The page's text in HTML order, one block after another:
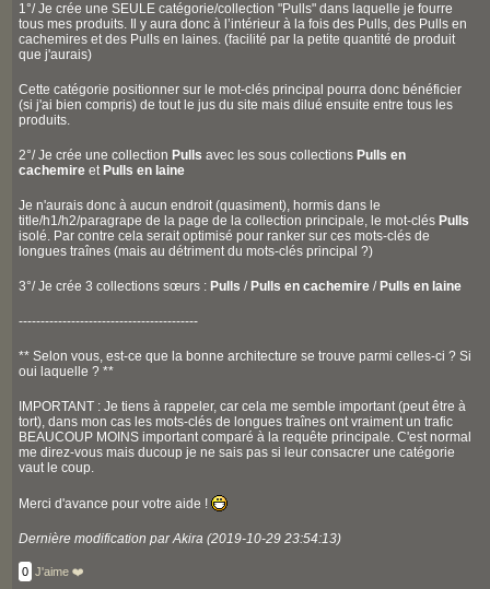
1°/ Je crée une SEULE catégorie/collection "Pulls" dans laquelle je fourre
tous mes produits. Il y aura donc à l’intérieur à la fois des Pulls, des Pulls en
cachemires et des Pulls en laines. (facilité par la petite quantité de produit
que j'aurais)
Cette catégorie positionner sur le mot-clés principal pourra donc bénéficier
(si j'ai bien compris) de tout le jus du site mais dilué ensuite entre tous les
produits.
2°/ Je crée une collection Pulls avec les sous collections Pulls en
cachemire et Pulls en laine
Je n'aurais donc à aucun endroit (quasiment), hormis dans le
title/h1/h2/paragrape de la page de la collection principale, le mot-clés Pulls
isolé. Par contre cela serait optimisé pour ranker sur ces mots-clés de
longues traînes (mais au détriment du mots-clés principal ?)
3°/ Je crée 3 collections sœurs : Pulls / Pulls en cachemire / Pulls en laine
-----------------------------------------
** Selon vous, est-ce que la bonne architecture se trouve parmi celles-ci ? Si
oui laquelle ? **
IMPORTANT : Je tiens à rappeler, car cela me semble important (peut être à
tort), dans mon cas les mots-clés de longues traînes ont vraiment un trafic
BEAUCOUP MOINS important comparé à la requête principale. C'est normal
me direz-vous mais ducoup je ne sais pas si leur consacrer une catégorie
vaut le coup.
Merci d'avance pour votre aide !
Dernière modification par Akira (2019-10-29 23:54:13)
0 J'aime ❤️